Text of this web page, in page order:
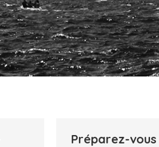
Préparez-